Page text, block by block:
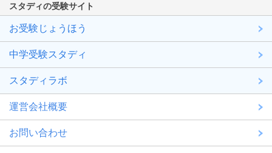
スタディの受験サイト
お受験じょうほう
中学受験スタディ
スタディラボ
運営会社概要
お問い合わせ